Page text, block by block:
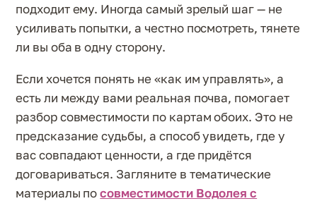
подходит ему. Иногда самый зрелый шаг — не
усиливать попытки, а честно посмотреть, тянете
ли вы оба в одну сторону.
Если хочется понять не «как им управлять», а
есть ли между вами реальная почва, помогает
разбор совместимости по картам обоих. Это не
предсказание судьбы, а способ увидеть, где у
вас совпадают ценности, а где придётся
договариваться. Загляните в тематические
материалы посовместимости Водолея с